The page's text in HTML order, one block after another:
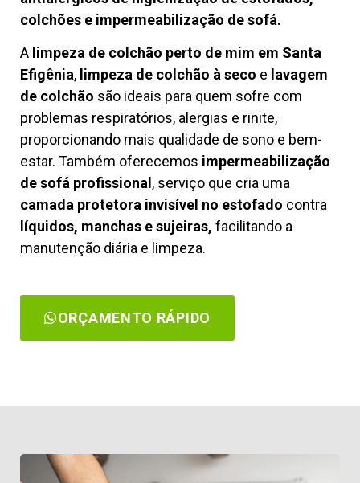
colchões e impermeabilização de sofá.
A limpeza de colchão perto de mim em Santa
Efigênia, limpeza de colchão à seco e lavagem
de colchão são ideais para quem sofre com
problemas respiratórios, alergias e rinite,
proporcionando mais qualidade de sono e bem-
estar. Também oferecemos impermeabilização
de sofá profissional , serviço que cria uma
camada protetora invisível no estofado contra
líquidos, manchas e sujeiras, facilitando a
manutenção diária e limpeza.
ORÇAMENTO RÁPIDO